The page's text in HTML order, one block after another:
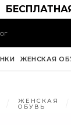
ЖЕНСКАЯ
ЖЕНСКАЯ
ОБУВЬ